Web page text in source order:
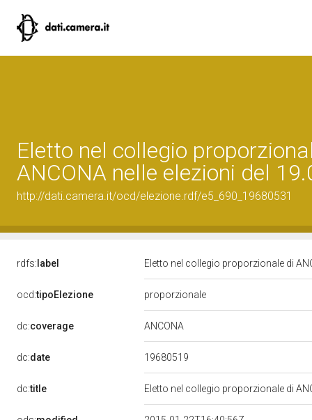
Eletto nel collegio
ANCONA nelle elezioni del
http://dati.camera.it/ocd/elezione.rdf/e5_690_19680531
rdfs: label Eletto nel collegio proporzionale di
ocd:tipoElezione proporzionale
dc:coverage ANCONA
dc:date 19680519
dc:title Eletto nel collegio proporzionale di